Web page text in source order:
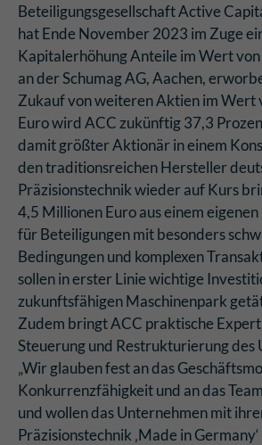
Beteiligungsgesellschaft Active
hat Ende November 2023 im Zuge
Kapitalerhöhung Anteile im Wert
an der Schumag AG, Aachen,
Zukauf von weiteren Aktien im Wert
Euro wird ACC zukünftig 37,3
damit größter Aktionär in einem
den traditionsreichen Hersteller
Präzisionstechnik wieder auf Kurs
4,5 Millionen Euro aus einem
für Beteiligungen mit besonders
Bedingungen und komplexen
sollen in erster Linie wichtige
zukunftsfähigen Maschinenpark
Zudem bringt ACC praktische
Steuerung und Restrukturierung des
„Wir glauben fest an das
Konkurrenzfähigkeit und an das
und wollen das Unternehmen mit
Präzisionstechnik ‚Made in